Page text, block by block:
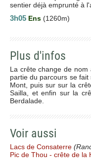
sentier déjà emprunté à
3h05 Ens (1260m)
Plus d'infos
La crête change de
partie du parcours se
Mont, puis sur sur la
Sailla, et enfin sur la
Berdalade.
Voir aussi
Lacs de Consaterre
Pic de Thou - crête de la